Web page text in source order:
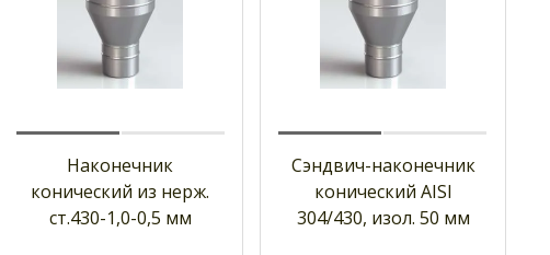
Наконечник
конический из нерж.
ст.430-1,0-0,5 мм
Сэндвич-наконечник
конический AISI
304/430, изол. 50 мм